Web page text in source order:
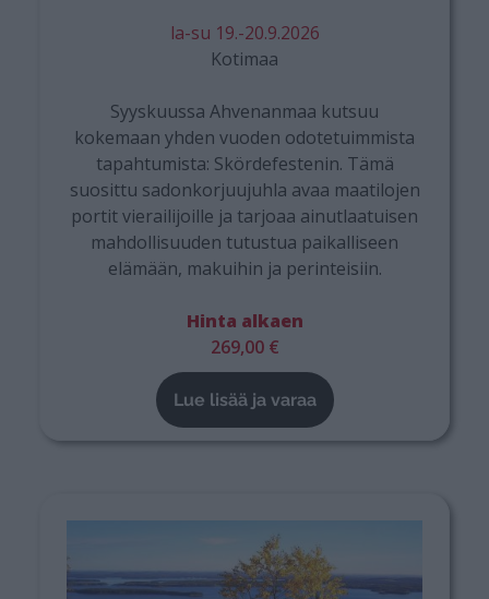
la-su 19.-20.9.2026
Kotimaa
Syyskuussa Ahvenanmaa kutsuu
kokemaan yhden vuoden odotetuimmista
tapahtumista: Skördefestenin. Tämä
suosittu sadonkorjuujuhla avaa maatilojen
portit vierailijoille ja tarjoaa ainutlaatuisen
mahdollisuuden tutustua paikalliseen
elämään, makuihin ja perinteisiin.
Hinta alkaen
269,00 €
Lue lisää ja varaa